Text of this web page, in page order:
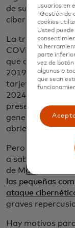
de sus negocios
cibernéticas.
La
COVID donde la
que adaptar a
2019, el 29% de
tarjetas en EE.
2024 ese
presencia digital
genera
abriendo
Pero con el
a saber,
de Mastercard
las pequeñas
ataque
graves
Hay motivos
usuarios en
“Gestión de
cookies
Usted
la
parte
vez de
algunas o
que sean